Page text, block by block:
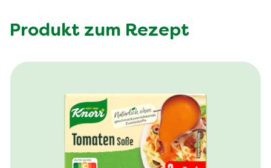
Produkt zum Rezept